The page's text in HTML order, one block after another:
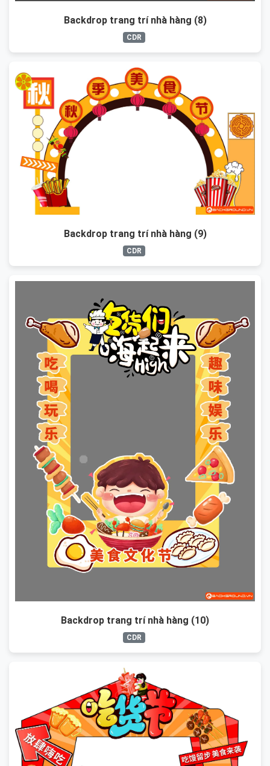
Backdrop trang trí nhà hàng (8)
CDR
Backdrop trang trí nhà hàng (9)
CDR
Backdrop trang trí nhà hàng (10)
CDR